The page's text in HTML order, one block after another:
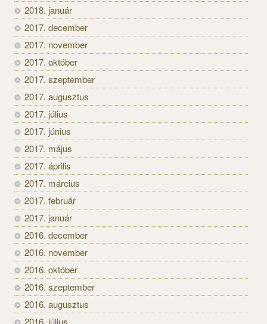
2018. január
2017. december
2017. november
2017. október
2017. szeptember
2017. augusztus
2017. július
2017. június
2017. május
2017. április
2017. március
2017. február
2017. január
2016. december
2016. november
2016. október
2016. szeptember
2016. augusztus
2016. július